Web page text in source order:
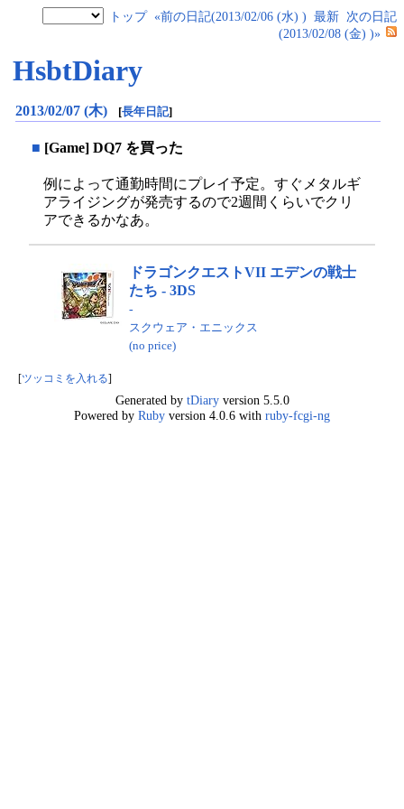
トップ «前の日記(2013/02/06 (水) ) 最新 次の日記
(2013/02/08 (金) )»
HsbtDiary
2013/02/07 (木) [長年日記]
■ [Game] DQ7 を買った
例によって通勤時間にプレイ予定。すぐメタルギ
アライジングが発売するので2週間くらいでクリ
アできるかなあ。
ドラゴンクエストVII エデンの戦士
たち - 3DS
-
スクウェア・エニックス
(no price)
[ツッコミを入れる]
Generated by tDiaryversion 5.5.0
Powered by Ruby version 4.0.6 with ruby-fcgi-ng